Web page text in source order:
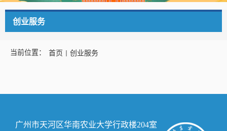
创业服务
当前位置： 首页 创业服务
广州市天河区华南农业大学行政楼204室